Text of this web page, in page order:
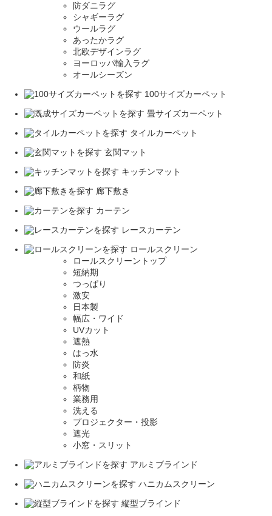
防ダニラグ
シャギーラグ
ウールラグ
あったかラグ
北欧デザインラグ
ヨーロッパ輸入ラグ
オールシーズン
100サイズカーペット
畳サイズカーペット
タイルカーペット
玄関マット
キッチンマット
廊下敷き
カーテン
レースカーテン
ロールスクリーン
ロールスクリーントップ
短納期
つっぱり
激安
日本製
幅広・ワイド
UVカット
遮熱
はっ水
防炎
和紙
柄物
業務用
洗える
プロジェクター・投影
遮光
小窓・スリット
アルミブラインド
ハニカムスクリーン
縦型ブラインド